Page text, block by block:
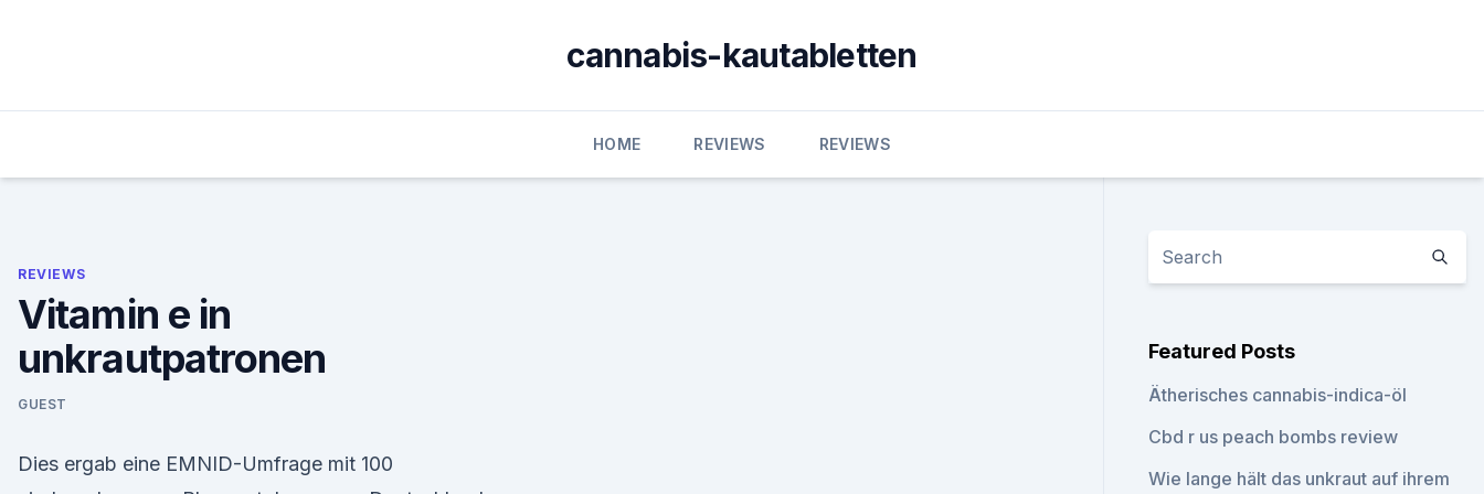
cannabis-kautabletten
HOME REVIEWS REVIEWS
REVIEWS
Vitamin e in
unkrautpatronen
GUEST
Dies ergab eine EMNID-Umfrage mit 100
Featured Posts
Ätherisches cannabis-indica-öl
Cbd r us peach bombs review
Wie lange hält das unkraut auf ihrem